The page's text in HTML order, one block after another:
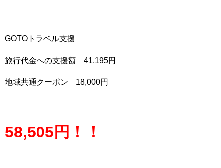
GOTOトラベル支援
旅行代金への支援額 41,195円
地域共通クーポン 18,000円
58,505円！！